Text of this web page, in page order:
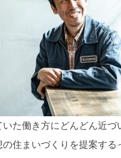
いた働き方にどんどん近づ
住まいづくりを提案する